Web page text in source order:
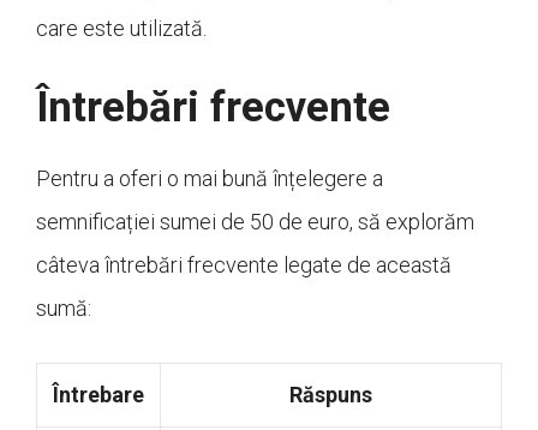
care este utilizată.
Întrebări frecvente
Pentru a oferi o mai bună înțelegere a
semnificației sumei de 50 de euro, să explorăm
câteva întrebări frecvente legate de această
sumă:
Întrebare Răspuns